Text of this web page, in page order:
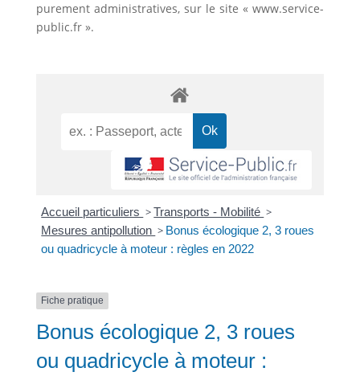
purement administratives, sur le site « www.service-
public.fr ».
Accueil particuliers >Transports - Mobilité >
Mesures antipollution > Bonus écologique 2, 3 roues
ou quadricycle à moteur : règles en 2022
Fiche pratique
Bonus écologique 2, 3 roues
ou quadricycle à moteur :